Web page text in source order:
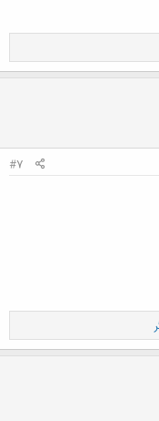
#7